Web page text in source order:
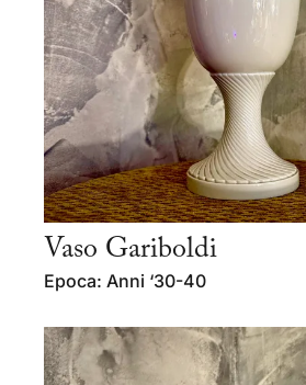
Vaso Gariboldi
Epoca: Anni ‘30-40